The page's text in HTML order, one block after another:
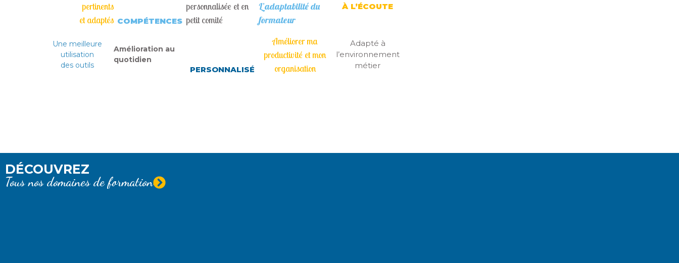
pertinents
et adaptés COMPÉTENCES
personnalisée et en
petit comité
L’adaptabilité du
formateur
À L’ÉCOUTE
Une meilleure
utilisation
des outils
Amélioration au
quotidien
PERSONNALISÉ
Améliorer ma
productivité et mon
organisation
Adapté à
l’environnement
métier
DÉCOUVREZ
Tous nos domaines de formation